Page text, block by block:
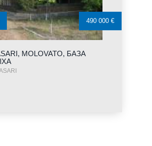
MOLOVATO, БАЗА
490 000 €